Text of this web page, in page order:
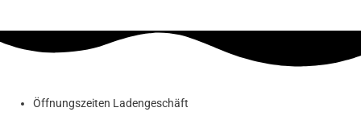
Öffnungszeiten Ladengeschäft